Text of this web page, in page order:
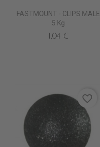
FASTMOUNT - CLIPS MALE
5 Kg
1,04 €
favorite_border